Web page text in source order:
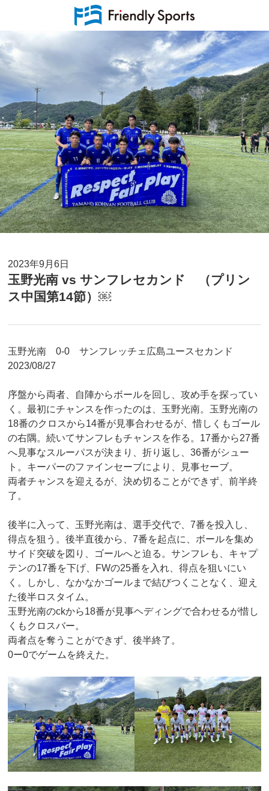
2023年9月6日
玉野光南 vs サンフレセカンド （プリン
ス中国第14節）￼
玉野光南 0-0 サンフレッチェ広島ユースセカンド
2023/08/27
序盤から両者、自陣からボールを回し、攻め手を探ってい
く。最初にチャンスを作ったのは、玉野光南。玉野光南の
18番のクロスから14番が見事合わせるが、惜しくもゴール
の右隅。続いてサンフレもチャンスを作る。17番から27番
へ見事なスルーパスが決まり、折り返し、36番がシュー
ト。キーパーのファインセーブにより、見事セーブ。
両者チャンスを迎えるが、決め切ることができず、前半終
了。
後半に入って、玉野光南は、選手交代で、7番を投入し、
得点を狙う。後半直後から、7番を起点に、ボールを集め
サイド突破を図り、ゴールへと迫る。サンフレも、キャプ
テンの17番を下げ、FWの25番を入れ、得点を狙いにい
く。しかし、なかなかゴールまで結びつくことなく、迎え
た後半ロスタイム。
玉野光南のckから18番が見事ヘディングで合わせるが惜し
くもクロスバー。
両者点を奪うことができず、後半終了。
0ー0でゲームを終えた。